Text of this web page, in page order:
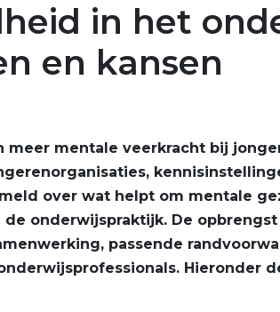
in het
en kansen
meer mentale veerkracht bij
over wat helpt om mentale
onderwijspraktijk. De
passende
Hieronder